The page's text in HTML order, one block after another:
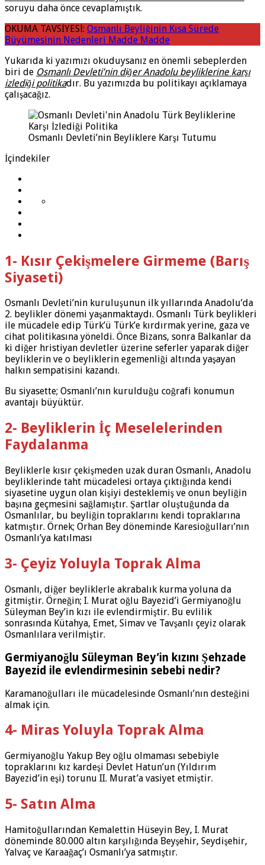
soruyu daha önce cevaplamıştık.
OKUMA TAVSİYESİ: Osmanlı Beyliğinin Kısa Sürede
Büyümesinin Nedenleri Madde Madde
Yukarıda ki yazımızı okuduysanız en önemli sebeplerden
biri de Osmanlı Devleti’nin diğer Anadolu beyliklerine karşı
izlediği politikadır. Bu yazımızda bu politikayı açıklamaya
çalışacağız.
Osmanlı Devleti’nin Beyliklere Karşı Tutumu
İçindekiler
1- Kısır Çekişmelere Girmeme (Barış
Siyaseti)
Osmanlı Devleti’nin kuruluşunun ilk yıllarında Anadolu’da
2. beylikler dönemi yaşanmaktaydı. Osmanlı Türk beylikleri
ile mücadele edip Türk’ü Türk’e kırdırmak yerine, gaza ve
cihat politikasına yöneldi. Önce Bizans, sonra Balkanlar da
ki diğer hristiyan devletler üzerine seferler yaparak diğer
beyliklerin ve o beyliklerin egemenliği altında yaşayan
halkın sempatisini kazandı.
Bu siyasette; Osmanlı’nın kurulduğu coğrafi konumun
avantajı büyüktür.
2- Beyliklerin İç Meselelerinden
Faydalanma
Beyliklerle kısır çekişmeden uzak duran Osmanlı, Anadolu
beyliklerinde taht mücadelesi ortaya çıktığında kendi
siyasetine uygun olan kişiyi desteklemiş ve onun beyliğin
başına geçmesini sağlamıştır. Şartlar oluştuğunda da
Osmanlılar, bu beyliğin topraklarını kendi topraklarına
katmıştır. Örnek; Orhan Bey döneminde Karesioğulları’nın
Osmanlı’ya katılması
3- Çeyiz Yoluyla Toprak Alma
Osmanlı, diğer beyliklerle akrabalık kurma yoluna da
gitmiştir. Örneğin; I. Murat oğlu Bayezid’i Germiyanoğlu
Süleyman Bey’in kızı ile evlendirmiştir. Bu evlilik
sonrasında Kütahya, Emet, Simav ve Tavşanlı çeyiz olarak
Osmanlılara verilmiştir.
Germiyanoğlu Süleyman Bey’in kızını Şehzade
Bayezid ile evlendirmesinin sebebi nedir?
Karamanoğulları ile mücadelesinde Osmanlı’nın desteğini
almak için.
4- Miras Yoluyla Toprak Alma
Germiyanoğlu Yakup Bey oğlu olmaması sebebiyle
topraklarını kız kardeşi Devlet Hatun’un (Yıldırım
Bayezid’in eşi) torunu II. Murat’a vasiyet etmiştir.
5- Satın Alma
Hamitoğullarından Kemalettin Hüseyin Bey, I. Murat
döneminde 80.000 altın karşılığında Beyşehir, Seydişehir,
Yalvaç ve Karaağaç’ı Osmanlı’ya satmıştır.